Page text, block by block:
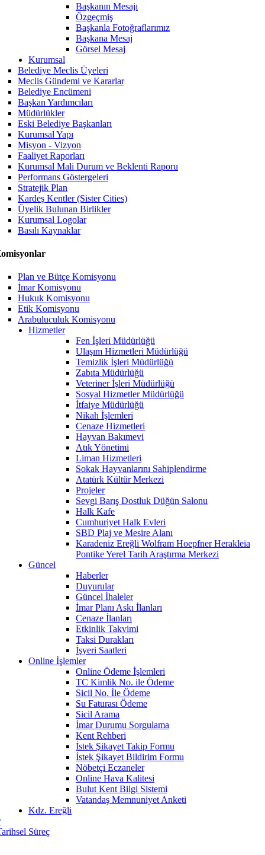
Başkanın Mesajı
Özgeçmiş
Başkanla Fotoğraflarımız
Başkana Mesaj
Görsel Mesaj
Kurumsal
Belediye Meclis Üyeleri
Meclis Gündemi ve Kararlar
Belediye Encümeni
Başkan Yardımcıları
Müdürlükler
Eski Belediye Başkanları
Kurumsal Yapı
Misyon - Vizyon
Faaliyet Raporları
Kurumsal Mali Durum ve Beklenti Raporu
Performans Göstergeleri
Stratejik Plan
Kardeş Kentler (Sister Cities)
Üyelik Bulunan Birlikler
Kurumsal Logolar
Basılı Kaynaklar
Plan ve Bütçe Komisyonu
İmar Komisyonu
Hukuk Komisyonu
Etik Komisyonu
Arabuluculuk Komisyonu
Hizmetler
Fen İşleri Müdürlüğü
Ulaşım Hizmetleri Müdürlüğü
Temizlik İşleri Müdürlüğü
Zabıta Müdürlüğü
Veteriner İşleri Müdürlüğü
Sosyal Hizmetler Müdürlüğü
İtfaiye Müdürlüğü
Nikah İşlemleri
Cenaze Hizmetleri
Hayvan Bakımevi
Atık Yönetimi
Liman Hizmetleri
Sokak Hayvanlarını Sahiplendirme
Atatürk Kültür Merkezi
Projeler
Sevgi Barış Dostluk Düğün Salonu
Halk Kafe
Cumhuriyet Halk Evleri
SBD Plaj ve Mesire Alanı
Karadeniz Ereğli Wolfram Hoepfner Herakleia
Pontike Yerel Tarih Araştırma Merkezi
Güncel
Haberler
Duyurular
Güncel İhaleler
İmar Planı Askı İlanları
Cenaze İlanları
Etkinlik Takvimi
Taksi Durakları
İşyeri Saatleri
Online İşlemler
Online Ödeme İşlemleri
TC Kimlik No. ile Ödeme
Sicil No. İle Ödeme
Su Faturası Ödeme
Sicil Arama
İmar Durumu Sorgulama
Kent Rehberi
İstek Şikayet Takip Formu
İstek Şikayet Bildirim Formu
Nöbetçi Eczaneler
Online Hava Kalitesi
Bulut Kent Bilgi Sistemi
Vatandaş Memnuniyet Anketi
Kdz. Ereğli
Süreç